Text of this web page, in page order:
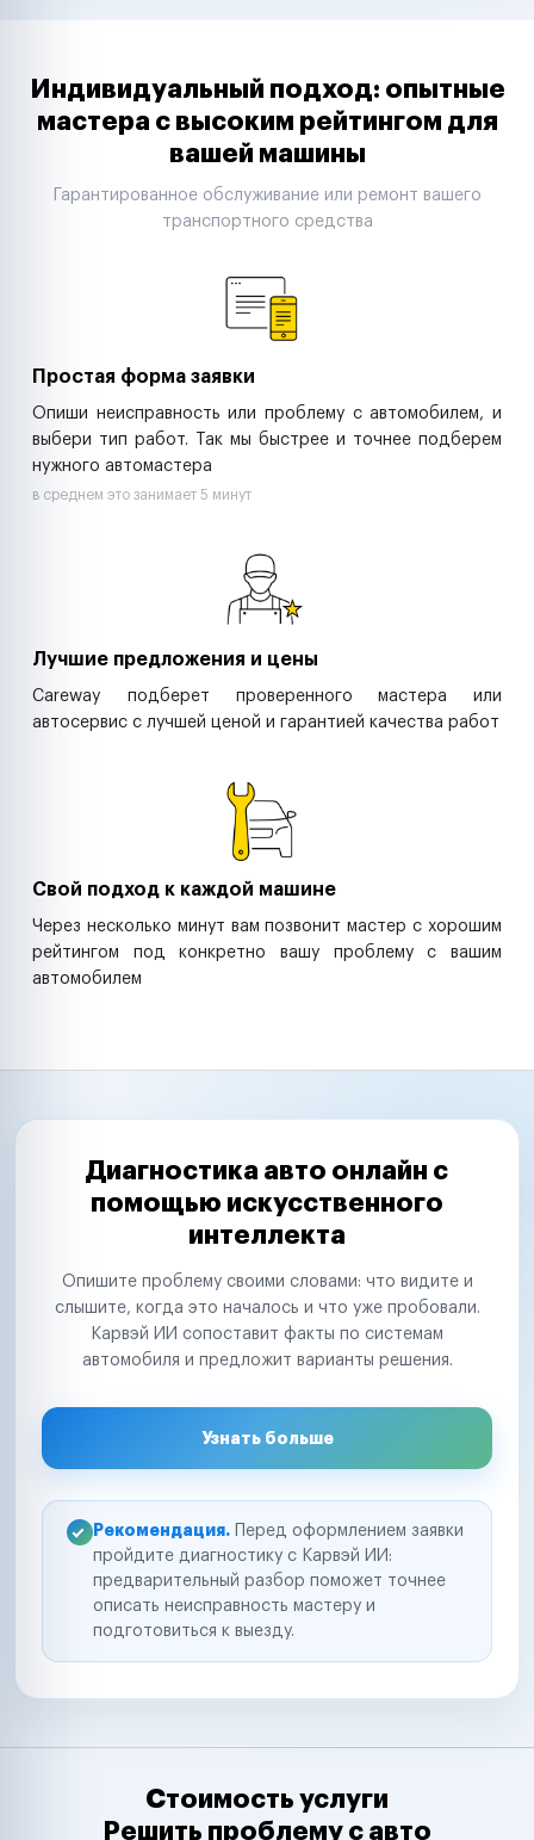
Таксопарки
Автодилеры
Строительные компании
Аренда спецтехники
Индивидуальный подход: опытные
мастера с высоким рейтингом для
вашей машины
Гарантированное обслуживание или ремонт вашего
транспортного средства
Простая форма заявки
Опиши неисправность или проблему с автомобилем, и
выбери тип работ. Так мы быстрее и точнее подберем
нужного автомастера
в среднем это занимает 5 минут
Лучшие предложения и цены
Careway подберет проверенного мастера или
автосервис с лучшей ценой и гарантией качества работ
Свой подход к каждой машине
Через несколько минут вам позвонит мастер с хорошим
рейтингом под конкретно вашу проблему с вашим
автомобилем
Диагностика авто онлайн с
помощью искусственного
интеллекта
Опишите проблему своими словами: что видите и
слышите, когда это началось и что уже пробовали.
Карвэй ИИ сопоставит факты по системам
автомобиля и предложит варианты решения.
Узнать больше
Рекомендация. Перед оформлением заявки
пройдите диагностику с Карвэй ИИ:
предварительный разбор поможет точнее
описать неисправность мастеру и
подготовиться к выезду.
Стоимость услуги
Решить проблему с авто